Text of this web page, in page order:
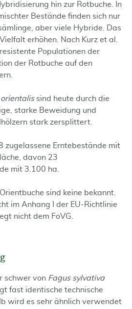
hin zur Rotbuche. In
Bestände finden sich nur
aber viele Hybride. Das
erhöhen. Nach Kurz et al.
Populationen der
der Rotbuche auf den
sind heute durch die
starke Beweidung und
stark zersplittert.
zugelassene Erntebestände mit
davon 23
mit 3.100 ha.
sind keine bekannt.
im Anhang I der EU-Richtlinie
nicht dem FoVG.
schwer von Fagus sylvativa
fast identische technische
wird es sehr ähnlich verwendet